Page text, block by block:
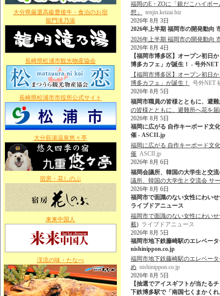
大分県厳選高級豊後牛・食泊のお宿
龍門滝乃湯
長崎県松浦市観光物産協会
長崎県松浦市市役所公式サイト
大分筋湯温泉悠々亭
宿房・花しのぶ
来来中国人
渓流の味・たなべ
福岡のE・ZOに「銀だこハイボ
想」
tenjin.keizai.biz
2026年 8月 3日
2026年上半期 福岡市の開発動向
2026年上半期 福岡市の開発動向
2026年 8月 4日
【福岡市博多区】オープン初日
博多カフェ」が誕生！ - 号外
【福岡市博多区】オープン初日
博多カフェ」が誕生！
号外NET
2026年 8月 5日
福岡市職員の皆様とともに、避
の皆様とともに、避難所へ花を
2026年 8月 5日
福岡に広がる 自作キーボード文
催 - ASCII.jp
福岡に広がる 自作キーボード文
催 ASCII.jp
2026年 8月 6日
福岡会議所、韓国の大学生と交
議所、韓国の大学生と交流会 サ
2026年 8月 6日
福岡市で面識のない女性にわい
ライブドアニュース
福岡市で面識のない女性にわい
載) ライブドアニュース
2026年 8月 5日
福岡市地下鉄藤崎駅のエレベー
nishinippon.co.jp
福岡市地下鉄藤崎駅のエレベー
め nishinippon.co.jp
2026年 8月 5日
【抽選でアイスギフトが当たる
下鉄博多駅で「南国七くまかく